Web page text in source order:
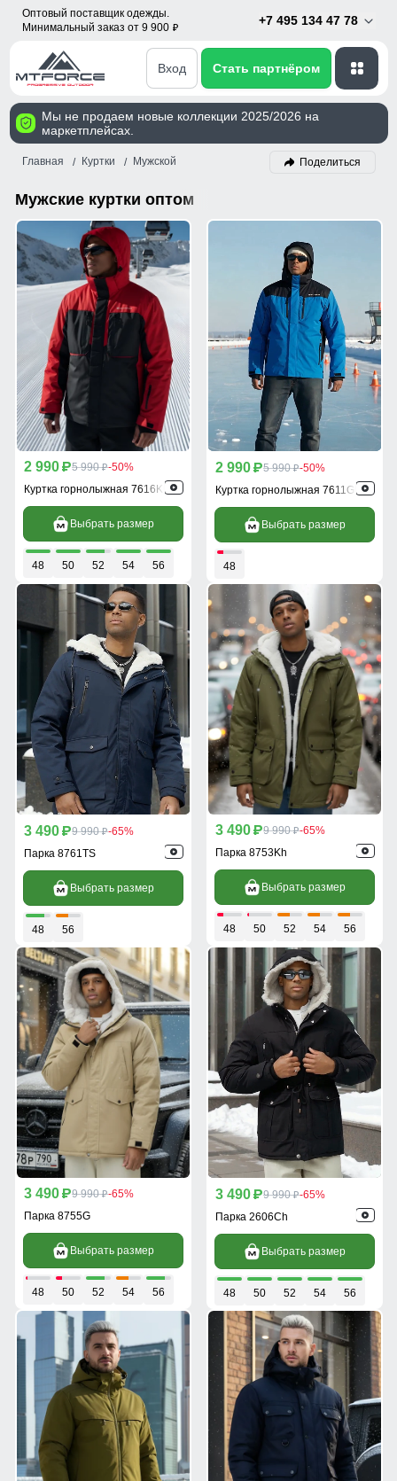
Оптовый поставщик одежды.
Минимальный заказ от 9 900 p
+7 495 134 47 78
Вход Стать партнёром
Мы не продаем новые коллекции 2025/2026 на
маркетплейсах.
Главная Куртки Мужской Поделиться
Мужские куртки оптом
2 990 p5 990 p-50%
Куртка горнолыжная 7616Kr
Выбрать размер
48 50 52 54 56
2 990 p5 990 p-50%
Куртка горнолыжная 7611Gl
Выбрать размер
48
3 490 p9 990 p-65%
Парка 8761TS
Выбрать размер
48 56
3 490 p9 990 p-65%
Парка 8753Kh
Выбрать размер
48 50 52 54 56
3 490 p9 990 p-65%
Парка 8755G
Выбрать размер
48 50 52 54 56
3 490 p9 990 p-65%
Парка 2606Ch
Выбрать размер
48 50 52 54 56